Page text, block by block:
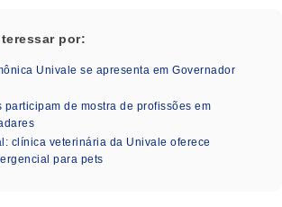
por:
Univale se apresenta em Governador
participam de mostra de profissões em
clínica veterinária da Univale oferece
para pets